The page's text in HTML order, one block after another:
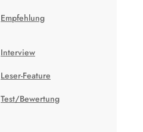
Empfehlung
Interview
Leser-Feature
Test/Bewertung